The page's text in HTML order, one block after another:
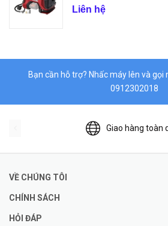
Liên hệ
Bạn cần hỗ trợ? Nhấc máy lên và gọi
0912302018
Giao hàng toàn
VỀ CHÚNG TÔI
CHÍNH SÁCH
HỎI ĐÁP